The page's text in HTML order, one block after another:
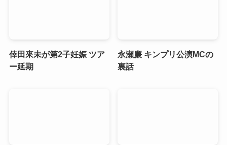
倖田來未が第2子妊娠 ツア
ー延期
永瀬廉 キンプリ公演MCの
裏話